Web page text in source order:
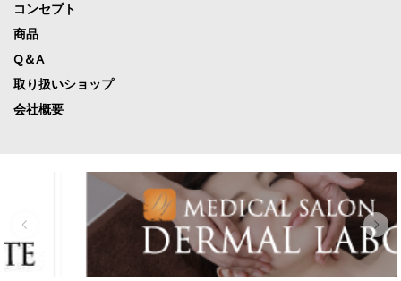
コンセプト
商品
Q＆A
取り扱いショップ
会社概要